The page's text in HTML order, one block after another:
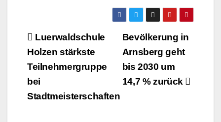
Beitragsnavigation
Bevölkerung in
Arnsberg geht
bis 2030 um
14,7 % zurück
Luerwaldschule
Holzen stärkste
Teilnehmergruppe
bei
Stadtmeisterschaften